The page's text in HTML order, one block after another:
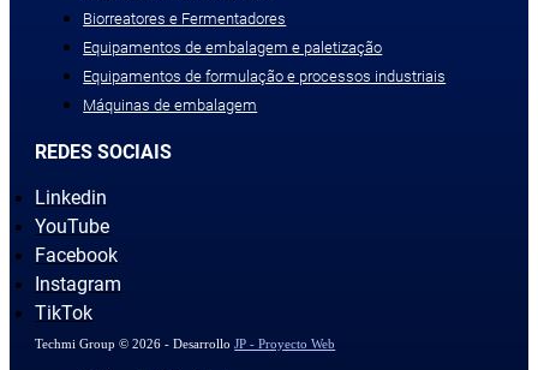
Biorreatores e Fermentadores
Equipamentos de embalagem e paletização
Equipamentos de formulação e processos industriais
Máquinas de embalagem
REDES SOCIAIS
Linkedin
YouTube
Facebook
Instagram
TikTok
Techmi Group © 2026 - DesarrolloJP - Proyecto Web